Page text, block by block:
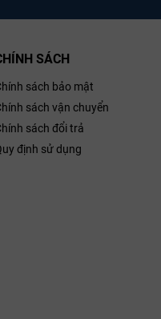
SÁCH
sách bảo mật
sách vận chuyển
sách đổi trả
định sử dụng